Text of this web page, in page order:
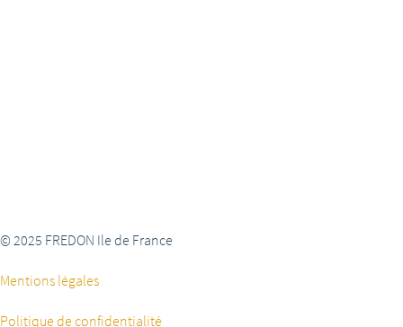
© 2025 FREDON Ile de France
Mentions légales
Politique de confidentialité